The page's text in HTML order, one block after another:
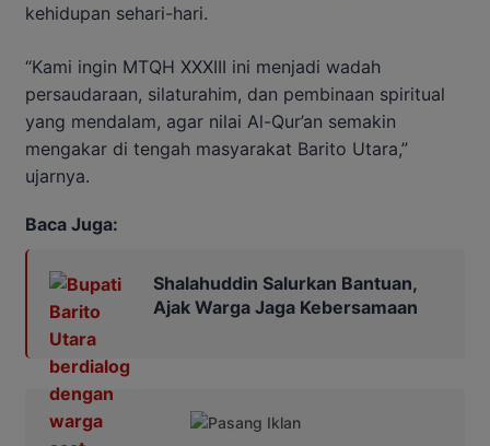
kehidupan sehari-hari.
“Kami ingin MTQH XXXIII ini menjadi wadah
persaudaraan, silaturahim, dan pembinaan spiritual
yang mendalam, agar nilai Al-Qur’an semakin
mengakar di tengah masyarakat Barito Utara,”
ujarnya.
Baca Juga:
Shalahuddin Salurkan Bantuan,
Ajak Warga Jaga Kebersamaan